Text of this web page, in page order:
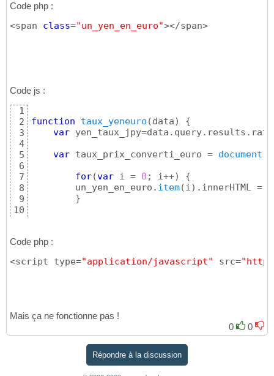
Code php :
<span class="un_yen_en_euro"></span>
Code js :
1
2
3
4
5
6
7
8
9
10
function taux_yeneuro (data)
{
var yen_taux_jpy=data.query.results.rate
var taux_prix_converti_euro = document
for(var i = 0 ; i++)
{
	un_yen_en_euro.
item(i) .innerHTML =
}
Code php :
<script type="application/javascript" src=
Mais ça ne fonctionne pas !
0
0
Répondre à la discussion